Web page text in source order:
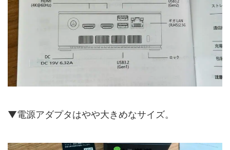
▼電源アダプタはやや大きめなサイズ。